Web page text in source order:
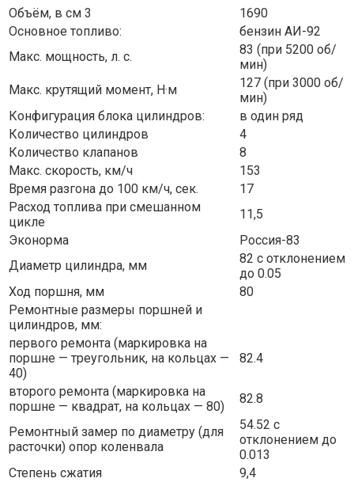
Объём, в см 3
1690
Основное топливо:
бензин АИ-92
Макс. мощность, л. с.
83 (при 5200 об/
мин)
Макс. крутящий момент, Н·м
127 (при 3000 об/
мин)
Конфигурация блока цилиндров:
в один ряд
Количество цилиндров
4
Количество клапанов
8
Макс. скорость, км/ч
153
Время разгона до 100 км/ч, сек.
17
Расход топлива при смешанном
цикле
11,5
Эконорма
Россия-83
Диаметр цилиндра, мм
82 с отклонением
до 0.05
Ход поршня, мм
80
Ремонтные размеры поршней и
цилиндров, мм:
первого ремонта (маркировка на
поршне — треугольник, на кольцах —
40)
82.4
второго ремонта (маркировка на
поршне — квадрат, на кольцах — 80)
82.8
Ремонтный замер по диаметру (для
расточки) опор коленвала
54.52 с
отклонением до
0.013
Степень сжатия
9,4